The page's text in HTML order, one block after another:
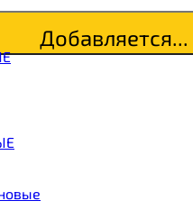
Добавляется...